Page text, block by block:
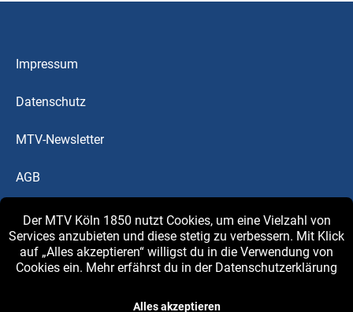
Impressum
Datenschutz
MTV-Newsletter
AGB
Downloads
MTV-Blog
Der MTV Köln 1850 nutzt Cookies, um eine Vielzahl von
Services anzubieten und diese stetig zu verbessern. Mit Klick
auf „Alles akzeptieren“ willigst du in die Verwendung von
Cookies ein. Mehr erfährst du in der Datenschutzerklärung
Alles akzeptieren